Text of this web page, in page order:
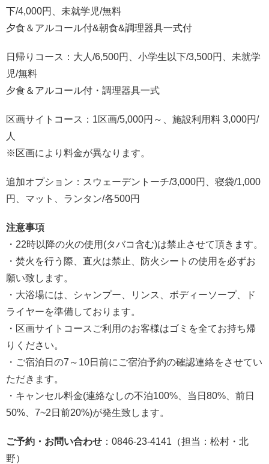
下/4,000円、未就学児/無料
夕食＆アルコール付&朝食&調理器具一式付
日帰りコース：大人/6,500円、小学生以下/3,500円、未就学
児/無料
夕食＆アルコール付・調理器具一式
区画サイトコース：1区画/5,000円～、施設利用料 3,000円/
人
※区画により料金が異なります。
追加オプション：スウェーデントーチ/3,000円、寝袋/1,000
円、マット、ランタン/各500円
注意事項
・22時以降の火の使用(タバコ含む)は禁止させて頂きます。
・焚火を行う際、直火は禁止、防火シートの使用を必ずお
願い致します。
・大浴場には、シャンプー、リンス、ボディーソープ、ド
ライヤーを準備しております。
・区画サイトコースご利用のお客様はゴミを全てお持ち帰
りください。
・ご宿泊日の7～10日前にご宿泊予約の確認連絡をさせてい
ただきます。
・キャンセル料金(連絡なしの不泊100%、当日80%、前日
50%、7~2日前20%)が発生致します。
ご予約・お問い合わせ ：0846-23-4141（担当：松村・北
野）